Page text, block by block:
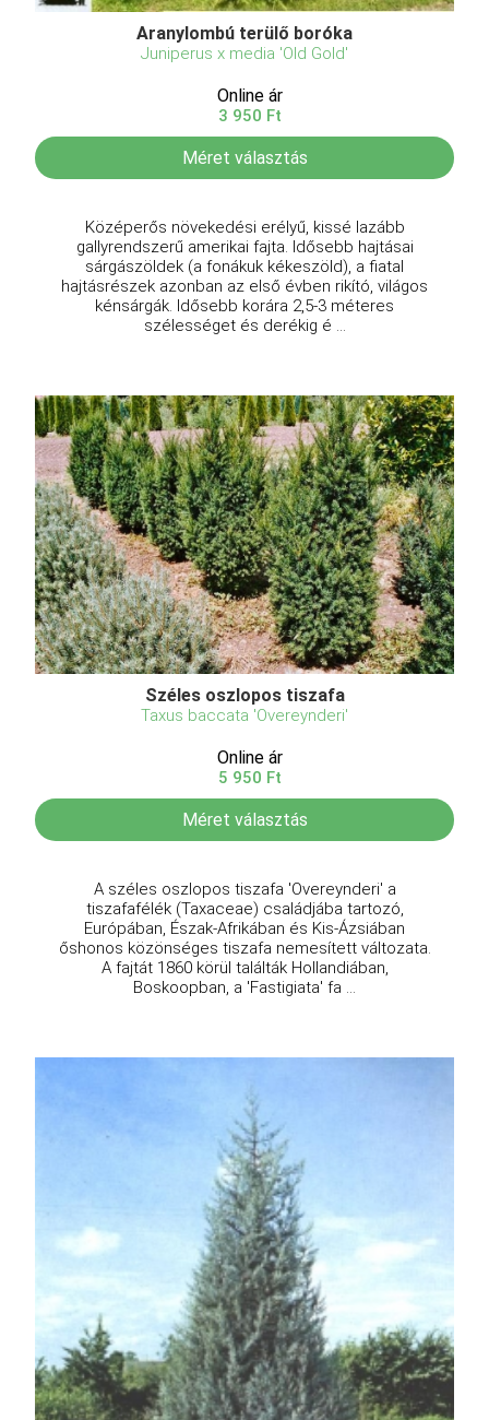
Aranylombú terülő boróka
Juniperus x media 'Old Gold'
Online ár
3 950 Ft
Méret választás
Középerős növekedési erélyű, kissé lazább
gallyrendszerű amerikai fajta. Idősebb hajtásai
sárgászöldek (a fonákuk kékeszöld), a fiatal
hajtásrészek azonban az első évben rikító, világos
kénsárgák. Idősebb korára 2,5-3 méteres
szélességet és derékig é ...
Széles oszlopos tiszafa
Taxus baccata 'Overeynderi'
Online ár
5 950 Ft
Méret választás
A széles oszlopos tiszafa 'Overeynderi' a
tiszafafélék (Taxaceae) családjába tartozó,
Európában, Észak-Afrikában és Kis-Ázsiában
őshonos közönséges tiszafa nemesített változata.
A fajtát 1860 körül találták Hollandiában,
Boskoopban, a 'Fastigiata' fa ...